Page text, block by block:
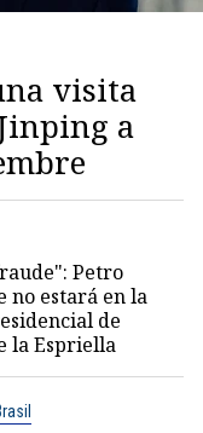
visita
a
Petro
no estará en la
de
la Espriella